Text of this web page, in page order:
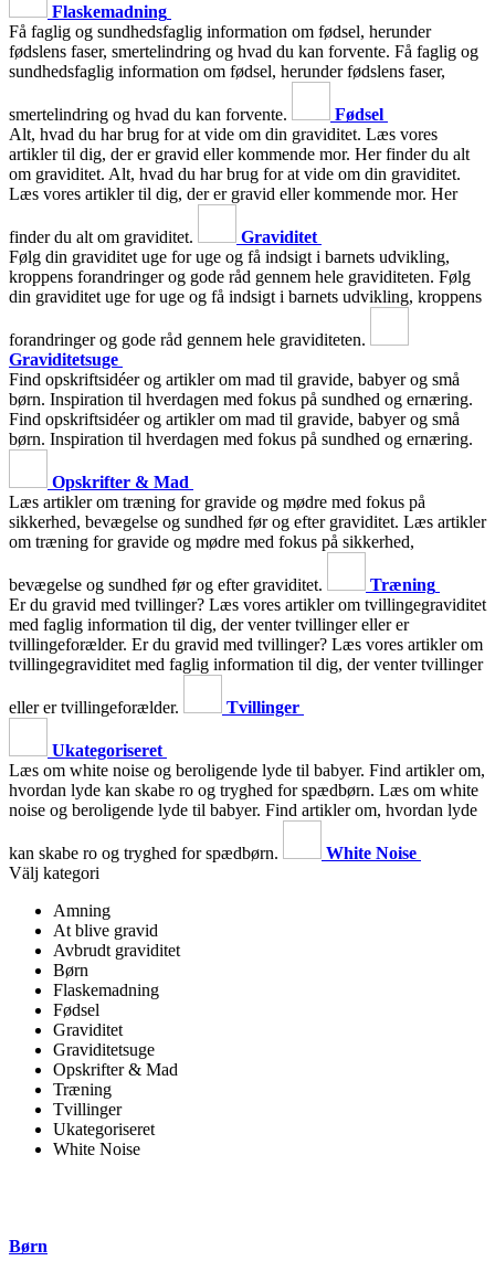
Flaskemadning
Få faglig og sundhedsfaglig information om fødsel, herunder
fødslens faser, smertelindring og hvad du kan forvente. Få faglig og
sundhedsfaglig information om fødsel, herunder fødslens faser,
smertelindring og hvad du kan forvente.
Fødsel
Alt, hvad du har brug for at vide om din graviditet. Læs vores
artikler til dig, der er gravid eller kommende mor. Her finder du alt
om graviditet. Alt, hvad du har brug for at vide om din graviditet.
Læs vores artikler til dig, der er gravid eller kommende mor. Her
finder du alt om graviditet.
Graviditet
Følg din graviditet uge for uge og få indsigt i barnets udvikling,
kroppens forandringer og gode råd gennem hele graviditeten. Følg
din graviditet uge for uge og få indsigt i barnets udvikling, kroppens
forandringer og gode råd gennem hele graviditeten.
Graviditetsuge
Find opskriftsidéer og artikler om mad til gravide, babyer og små
børn. Inspiration til hverdagen med fokus på sundhed og ernæring.
Find opskriftsidéer og artikler om mad til gravide, babyer og små
børn. Inspiration til hverdagen med fokus på sundhed og ernæring.
Opskrifter & Mad
Læs artikler om træning for gravide og mødre med fokus på
sikkerhed, bevægelse og sundhed før og efter graviditet. Læs artikler
om træning for gravide og mødre med fokus på sikkerhed,
bevægelse og sundhed før og efter graviditet.
Træning
Er du gravid med tvillinger? Læs vores artikler om tvillingegraviditet
med faglig information til dig, der venter tvillinger eller er
tvillingeforælder. Er du gravid med tvillinger? Læs vores artikler om
tvillingegraviditet med faglig information til dig, der venter tvillinger
eller er tvillingeforælder. Tvillinger
Ukategoriseret
Læs om white noise og beroligende lyde til babyer. Find artikler om,
hvordan lyde kan skabe ro og tryghed for spædbørn. Læs om white
noise og beroligende lyde til babyer. Find artikler om, hvordan lyde
kan skabe ro og tryghed for spædbørn.
White Noise
Välj kategori
Amning
At blive gravid
Avbrudt graviditet
Børn
Flaskemadning
Fødsel
Graviditet
Graviditetsuge
Opskrifter & Mad
Træning
Tvillinger
Ukategoriseret
White Noise
Børn